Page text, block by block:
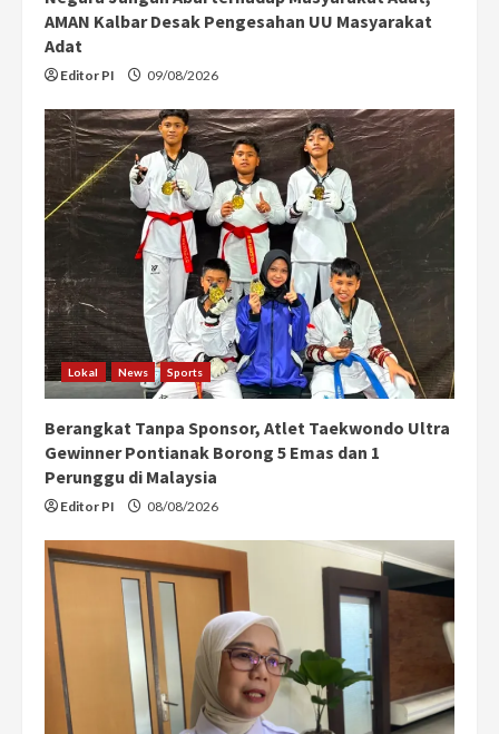
AMAN Kalbar Desak Pengesahan UU Masyarakat
Adat
Editor PI 09/08/2026
Lokal News Sports
Berangkat Tanpa Sponsor, Atlet Taekwondo Ultra
Gewinner Pontianak Borong 5 Emas dan 1
Perunggu di Malaysia
Editor PI 08/08/2026